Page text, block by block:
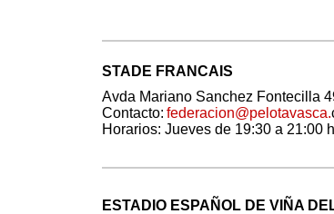
STADE FRANCAIS
Avda Mariano Sanchez Fontecilla
Contacto: federacion@pelotavasca.
Horarios: Jueves de 19:30 a 21:00
ESTADIO ESPAÑOL DE VIÑA